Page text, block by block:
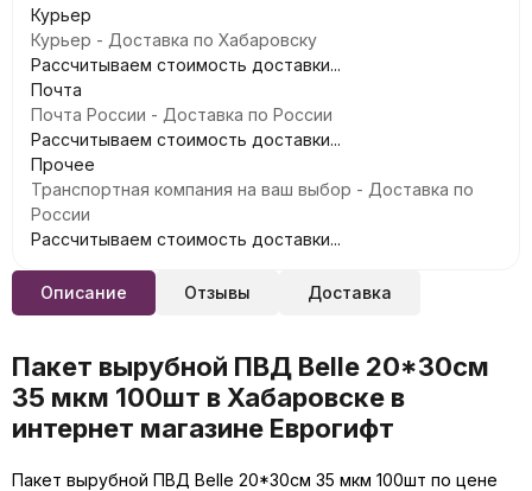
Курьер
Курьер - Доставка по Хабаровску
Рассчитываем стоимость доставки...
Почта
Почта России - Доставка по России
Рассчитываем стоимость доставки...
Прочее
Транспортная компания на ваш выбор - Доставка по
России
Рассчитываем стоимость доставки...
Описание Отзывы Доставка
Пакет вырубной ПВД Belle 20*30см
35 мкм 100шт в Хабаровске в
интернет магазине Еврогифт
Пакет вырубной ПВД Belle 20*30см 35 мкм 100шт по цене